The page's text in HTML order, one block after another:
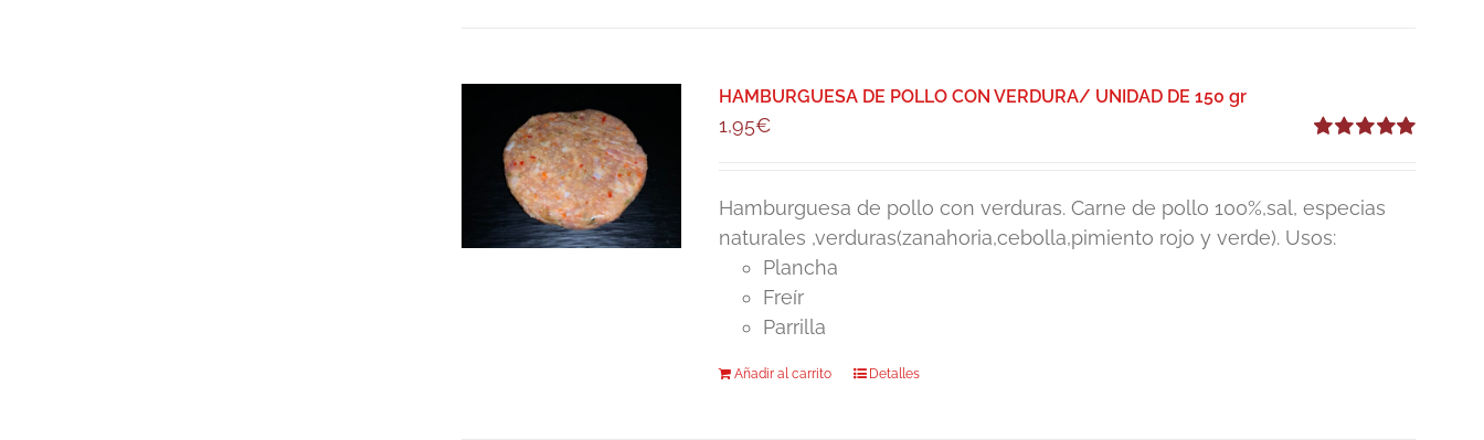
HAMBURGUESA DE POLLO CON VERDURA/ UNIDAD DE 150 gr
1,95€
Hamburguesa de pollo con verduras. Carne de pollo 100%,sal, especias
naturales ,verduras(zanahoria,cebolla,pimiento rojo y verde). Usos:
Plancha
Freír
Parrilla
Añadir al carrito Detalles